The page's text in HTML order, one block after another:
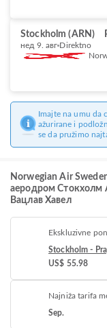
Stockholm (ARN)
нед 9. авг Direktno
Imajte na umu da
ažurirane i
se da pružimo
Norwegian Air
аеродром Стокхолм
Вацлав Хавел
Ekskluzivne
Stockholm -
US$ 55.98
Najniža tarifa
Sep.